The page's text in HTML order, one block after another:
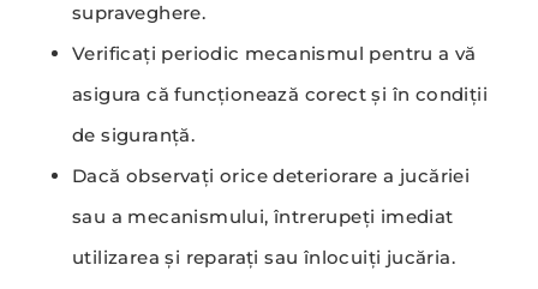
supraveghere.
Verificați periodic mecanismul pentru a vă
asigura că funcționează corect și în condiții
de siguranță.
Dacă observați orice deteriorare a jucăriei
sau a mecanismului, întrerupeți imediat
utilizarea și reparați sau înlocuiți jucăria.